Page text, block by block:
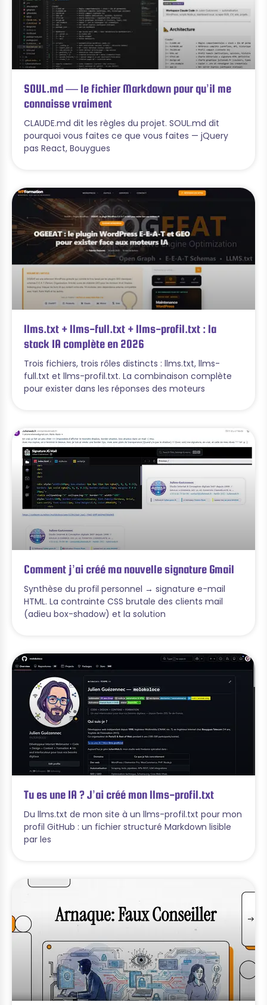
SOUL.md — le fichier Markdown pour qu’il me
connaisse vraiment
CLAUDE.md dit les règles du projet. SOUL.md dit
pourquoi vous faites ce que vous faites — jQuery
pas React, Bouygues
llms.txt + llms-full.txt + llms-profil.txt : la
stack IA complète en 2026
Trois fichiers, trois rôles distincts : llms.txt, llms-
full.txt et llms-profil.txt. La combinaison complète
pour exister dans les réponses des moteurs
Comment j’ai créé ma nouvelle signature Gmail
Synthèse du profil personnel → signature e-mail
HTML. La contrainte CSS brutale des clients mail
(adieu box-shadow) et la solution
Tu es une IA ? J’ai créé mon llms-profil.txt
Du llms.txt de mon site à un llms-profil.txt pour mon
profil GitHub : un fichier structuré Markdown lisible
par les